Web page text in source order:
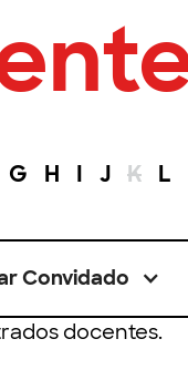
G H I J K L
Convidado
docentes.